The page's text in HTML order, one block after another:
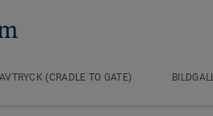
(CRADLE TO GATE)